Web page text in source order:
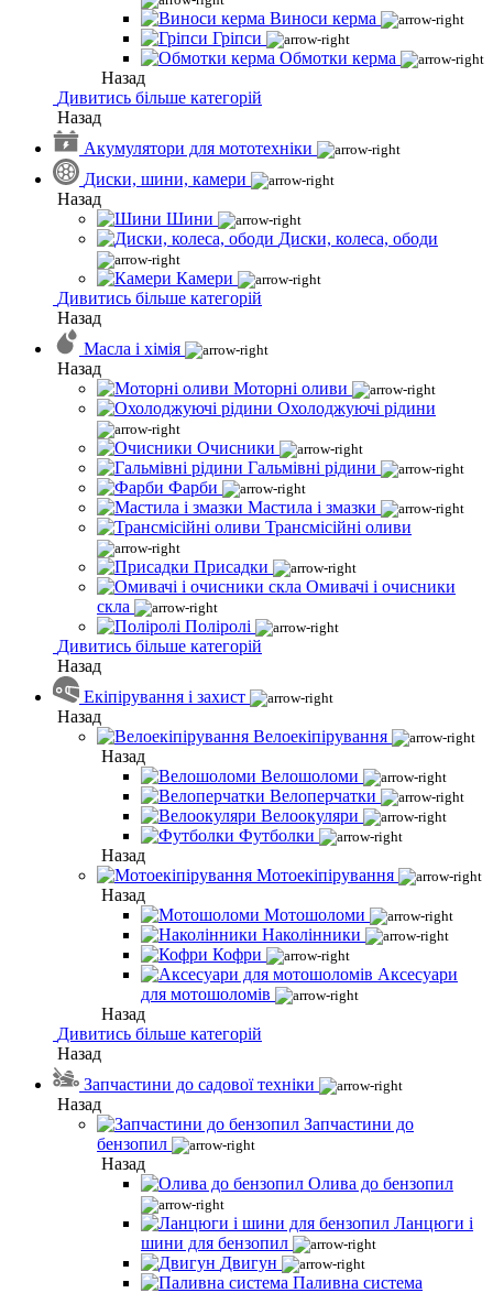
Виноси керма
Гріпси
Обмотки керма
Назад
Дивитись більше категорій
Назад
Акумулятори для мототехніки
Диски, шини, камери
Назад
Шини
Диски, колеса, ободи
Камери
Дивитись більше категорій
Назад
Масла і хімія
Назад
Моторні оливи
Охолоджуючі рідини
Очисники
Гальмівні рідини
Фарби
Мастила і змазки
Трансмісійні оливи
Присадки
Омивачі і очисники
скла
Поліролі
Дивитись більше категорій
Назад
Екіпірування і захист
Назад
Велоекіпірування
Назад
Велошоломи
Велоперчатки
Велоокуляри
Футболки
Назад
Мотоекіпірування
Назад
Мотошоломи
Наколінники
Кофри
Аксесуари
для мотошоломів
Назад
Дивитись більше категорій
Назад
Запчастини до садової техніки
Назад
Запчастини до
бензопил
Назад
Олива до бензопил
Ланцюги і
шини для бензопил
Двигун
Паливна система